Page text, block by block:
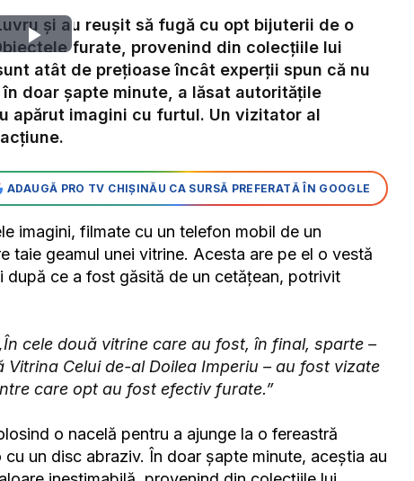
Play
Video
și au reușit să fugă cu opt bijuterii de o
furate, provenind din colecțiile lui
atât de prețioase încât experții spun că nu
doar șapte minute, a lăsat autoritățile
apărut imagini cu furtul. Un vizitator al
ADAUGĂ PRO TV CHIȘINĂU CA SURSĂ PREFERATĂ ÎN GOOGLE
imagini, filmate cu un telefon mobil de un
taie geamul unei vitrine. Acesta are pe el o vestă
ce a fost găsită de un cetățean, potrivit
cele două vitrine care au fost, în final, sparte –
Celui de-al Doilea Imperiu – au fost vizate
care opt au fost efectiv furate.”
o nacelă pentru a ajunge la o fereastră
un disc abraziv. În doar șapte minute, aceștia au